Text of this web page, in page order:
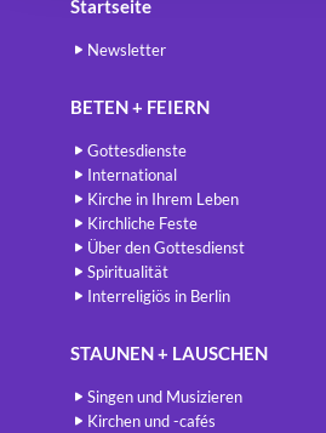
Startseite
Newsletter
BETEN + FEIERN
Gottesdienste
International
Kirche in Ihrem Leben
Kirchliche Feste
Über den Gottesdienst
Spiritualität
Interreligiös in Berlin
STAUNEN + LAUSCHEN
Singen und Musizieren
Kirchen und -cafés